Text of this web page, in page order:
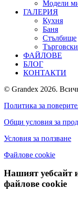
Модели
ГАЛЕРИЯ
Кухня
Баня
Стълбище
ФАЙЛОВЕ
БЛОГ
КОНТАКТИ
© Grandex 2026.
Политика за
Общи условия за
Условия за ползване
Файлове сookie
Нашият уебсайт
файлове cookie